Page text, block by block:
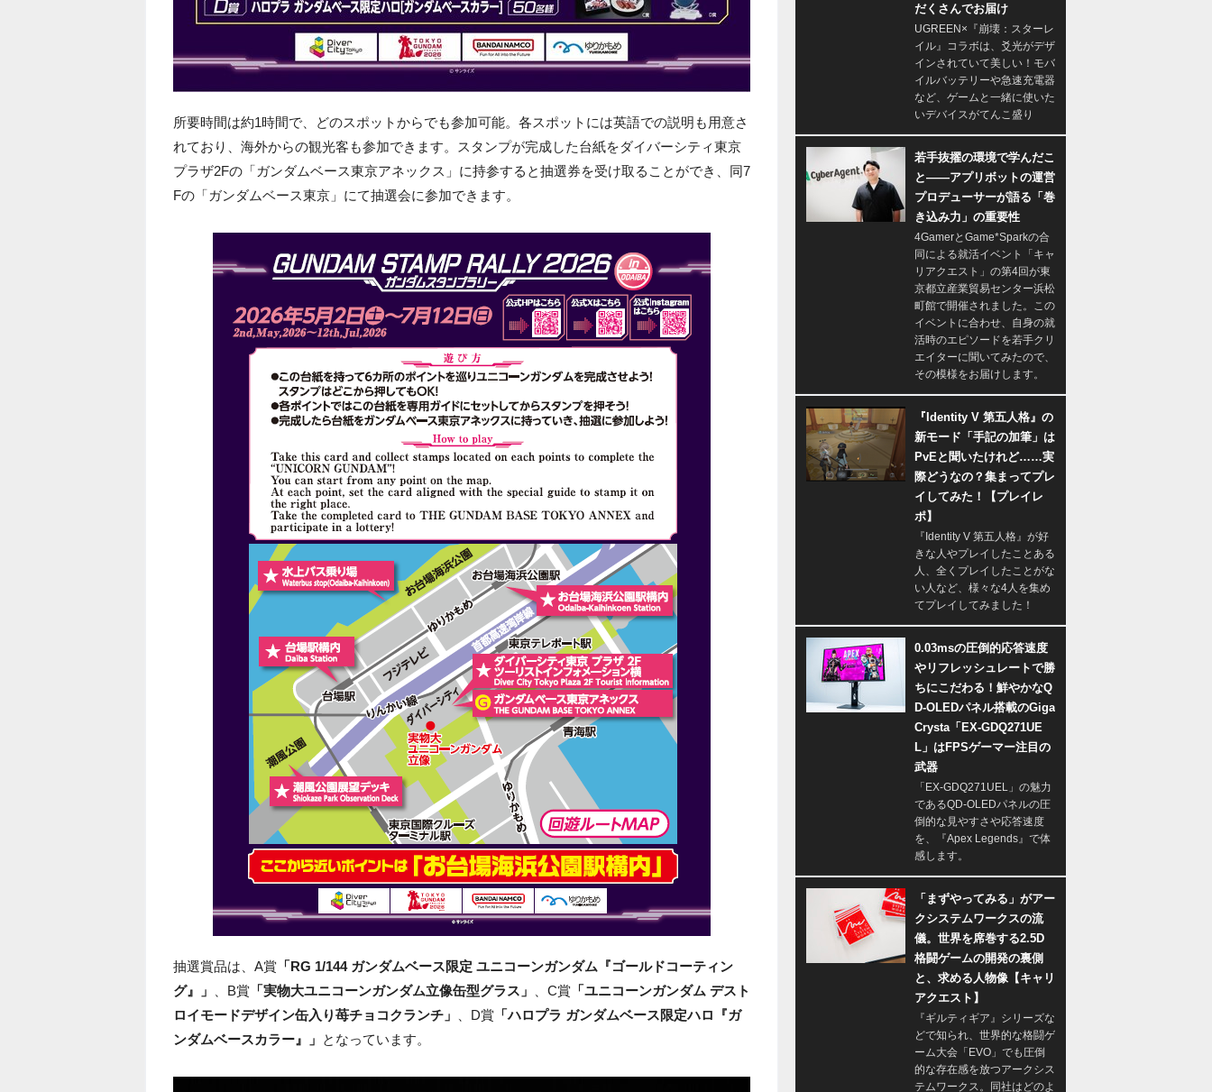
所要時間は約1時間で、どのスポットからでも参加可能。各スポットには英語での説明も用意さ
れており、海外からの観光客も参加できます。スタンプが完成した台紙をダイバーシティ東京
プラザ2Fの「ガンダムベース東京アネックス」に持参すると抽選券を受け取ることができ、同7
Fの「ガンダムベース東京」にて抽選会に参加できます。
抽選賞品は、A賞 「RG 1/144 ガンダムベース限定 ユニコーンガンダム『ゴールドコーティン
グ』」
、B賞 「実物大ユニコーンガンダム立像缶型グラス」 、C賞 「ユニコーンガンダム デスト
ロイモードデザイン缶入り苺チョコクランチ」
、D賞 「ハロプラ ガンダムベース限定ハロ『ガ
ンダムベースカラー』」 となっています。
だくさんでお届け
UGREEN×『崩壊：スターレ
イル』コラボは、爻光がデザ
インされていて美しい！モバ
イルバッテリーや急速充電器
など、ゲームと一緒に使いた
いデバイスがてんこ盛り
若手抜擢の環境で学んだこ
と――アプリボットの運営
プロデューサーが語る「巻
き込み力」の重要性
4GamerとGame*Sparkの合
同による就活イベント「キャ
リアクエスト」の第4回が東
京都立産業貿易センター浜松
町館で開催されました。この
イベントに合わせ、自身の就
活時のエピソードを若手クリ
エイターに聞いてみたので、
その模様をお届けします。
『Identity V 第五人格』の
新モード「手記の加筆」は
PvEと聞いたけれど……実
際どうなの？集まってプレ
イしてみた！【プレイレ
ポ】
『Identity V 第五人格』が好
きな人やプレイしたことある
人、全くプレイしたことがな
い人など、様々な4人を集め
てプレイしてみました！
0.03msの圧倒的応答速度
やリフレッシュレートで勝
ちにこだわる！鮮やかなQ
D-OLEDパネル搭載のGiga
Crysta「EX-GDQ271UE
L」はFPSゲーマー注目の
武器
「EX-GDQ271UEL」の魅力
であるQD-OLEDパネルの圧
倒的な見やすさや応答速度
を、『Apex Legends』で体
感します。
「まずやってみる」がアー
クシステムワークスの流
儀。世界を席巻する2.5D
格闘ゲームの開発の裏側
と、求める人物像【キャリ
アクエスト】
『ギルティギア』シリーズな
どで知られ、世界的な格闘ゲ
ーム大会「EVO」でも圧倒
的な存在感を放つアークシス
テムワークス。同社はどのよ